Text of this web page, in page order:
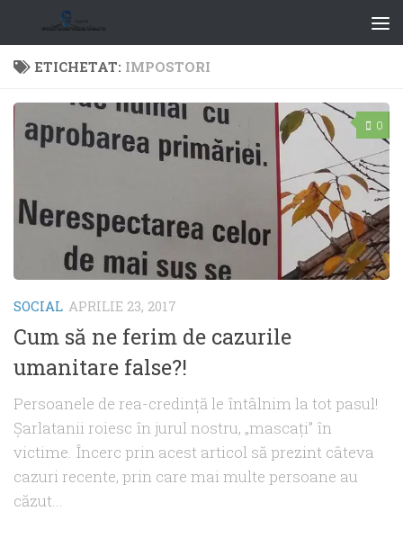
ETICHETAT: IMPOSTORI
0
SOCIAL APRILIE 23, 2017
Cum să ne ferim de cazurile
umanitare false?!
Persoanele de rea-credinţă le întâlnim la tot pasul!
Şarlatanii roiesc în jurul nostru, „mascaţi” în
victime. Încerc prin acest articol să prezint câteva
cazuri recente, prin care mai multe persoane au
căzut...